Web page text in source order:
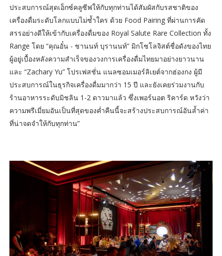
ประสบการณ์สุดเอ็กซ์คลูซีฟให้กับทุกท่านได้สัมผัสกับรสชาติของ
เครื่องดื่มระดับโลกแบบไม่ซ้ำใคร ด้วย Food Pairing ที่ผ่านการคัด
สรรอย่างดีให้เข้ากับเครื่องดื่มของ Royal Salute Rare Collection ทั้ง
Range โดย “คุณอั๋น - ชานนท์ บุรานนท์” มิกโซโลจิสต์ชื่อดังของไทย
ผู้อยู่เบื้องหลังความสำเร็จของวงการเครื่องดื่มไทยมาอย่างยาวนาน
และ “Zachary Yu” โปรเฟสชั่น แนลซอมเมอร์ลิเยต์จากฮ่องกง ผู้มี
ประสบการณ์ในธุรกิจเครื่องดื่มมากว่า 15 ปี และยังเคยร่วมงานกับ
ร้านอาหารระดับมิชลิน 1-2 ดาวมาแล้ว ซึ่งเพอร์นอต ริคาร์ด หวังว่า
ความพรีเมี่ยมอันเป็นที่สุดของค่ำคืนนี้จะสร้างประสบการณ์อันล้ำค่า
ที่น่าจดจำให้กับทุกท่าน”